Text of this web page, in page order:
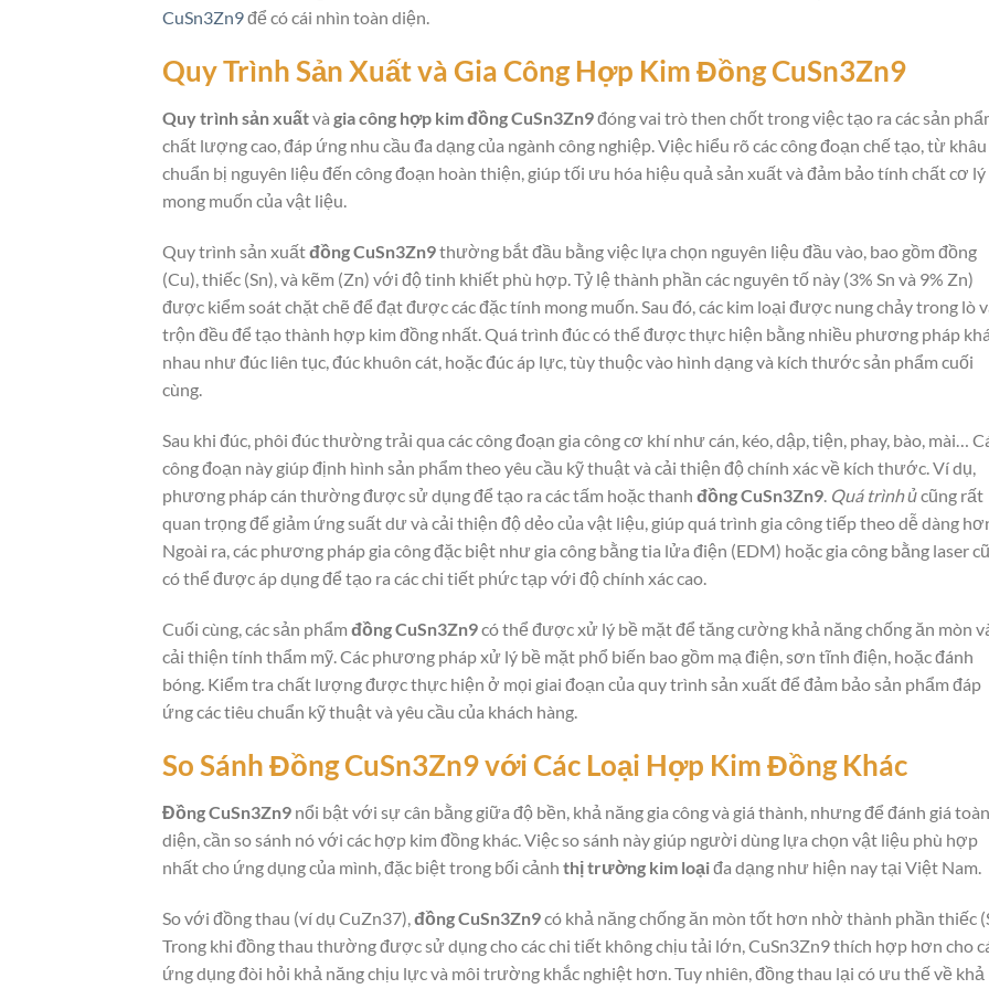
CuSn3Zn9để có cái nhìn toàn diện.
Quy Trình Sản Xuất và Gia Công Hợp Kim Đồng CuSn3Zn9
Quy trình sản xuấtvà gia công hợp kim đồng CuSn3Zn9đóng vai trò then chốt trong việc tạo ra các sản
chất lượng cao, đáp ứng nhu cầu đa dạng của ngành công nghiệp. Việc hiểu rõ các công đoạn chế tạo, từ khâu
chuẩn bị nguyên liệu đến công đoạn hoàn thiện, giúp tối ưu hóa hiệu quả sản xuất và đảm bảo tính chất cơ lý
mong muốn của vật liệu.
Quy trình sản xuấtđồng CuSn3Zn9thường bắt đầu bằng việc lựa chọn nguyên liệu đầu vào, bao gồm đồng
(Cu), thiếc (Sn), và kẽm (Zn) với độ tinh khiết phù hợp. Tỷ lệ thành phần các nguyên tố này (3% Sn và 9% Zn)
được kiểm soát chặt chẽ để đạt được các đặc tính mong muốn. Sau đó, các kim loại được nung chảy trong lò
trộn đều để tạo thành hợp kim đồng nhất. Quá trình đúc có thể được thực hiện bằng nhiều phương pháp
nhau như đúc liên tục, đúc khuôn cát, hoặc đúc áp lực, tùy thuộc vào hình dạng và kích thước sản phẩm cuối
cùng.
Sau khi đúc, phôi đúc thường trải qua các công đoạn gia công cơ khí như cán, kéo, dập, tiện, phay, bào, mài…
công đoạn này giúp định hình sản phẩm theo yêu cầu kỹ thuật và cải thiện độ chính xác về kích thước. Ví dụ,
phương pháp cán thường được sử dụng để tạo ra các tấm hoặc thanh đồng CuSn3Zn9 Quá trình ủcũng rất
quan trọng để giảm ứng suất dư và cải thiện độ dẻo của vật liệu, giúp quá trình gia công tiếp theo dễ dàng
Ngoài ra, các phương pháp gia công đặc biệt như gia công bằng tia lửa điện (EDM) hoặc gia công bằng laser
có thể được áp dụng để tạo ra các chi tiết phức tạp với độ chính xác cao.
Cuối cùng, các sản phẩm đồng CuSn3Zn9có thể được xử lý bề mặt để tăng cường khả năng chống ăn mòn
cải thiện tính thẩm mỹ. Các phương pháp xử lý bề mặt phổ biến bao gồm mạ điện, sơn tĩnh điện, hoặc đánh
bóng. Kiểm tra chất lượng được thực hiện ở mọi giai đoạn của quy trình sản xuất để đảm bảo sản phẩm đáp
ứng các tiêu chuẩn kỹ thuật và yêu cầu của khách hàng.
So Sánh Đồng CuSn3Zn9với Các Loại Hợp Kim Đồng Khác
Đồng CuSn3Zn9 nổi bật với sự cân bằng giữa độ bền, khả năng gia công và giá thành, nhưng để đánh giá toàn
diện, cần so sánh nó với các hợp kim đồng khác. Việc so sánh này giúp người dùng lựa chọn vật liệu phù hợp
nhất cho ứng dụng của mình, đặc biệt trong bối cảnh thị trường kim loạiđa dạng như hiện nay tại Việt Nam.
So với đồng thau (ví dụ CuZn37),đồng CuSn3Zn9có khả năng chống ăn mòn tốt hơn nhờ thành phần thiếc
Trong khi đồng thau thường được sử dụng cho các chi tiết không chịu tải lớn, CuSn3Zn9 thích hợp hơn cho
ứng dụng đòi hỏi khả năng chịu lực và môi trường khắc nghiệt hơn. Tuy nhiên, đồng thau lại có ưu thế về khả